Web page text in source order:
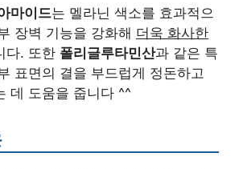
마이드는 멜라닌 색소를 효과적으
장벽 기능을 강화해 더욱 화사한
다. 또한 폴리글루타민산과 같은 특
표면의 결을 부드럽게 정돈하고
데 도움을 줍니다 ^^